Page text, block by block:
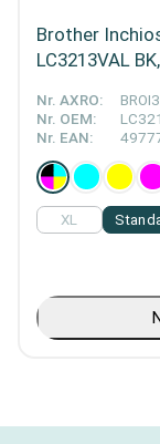
Brother
LC3213VAL
Nr. AXRO:
Nr. OEM:
Nr. EAN:
XL